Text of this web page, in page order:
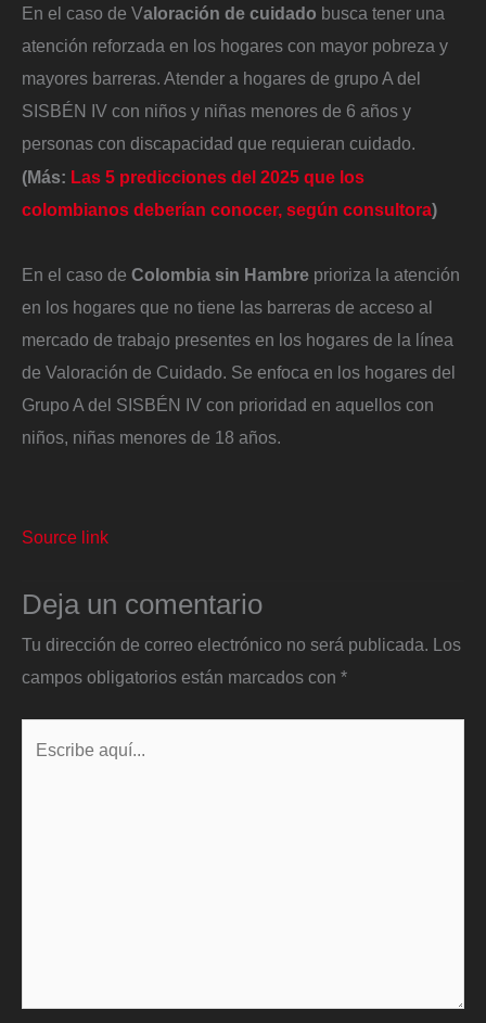
En el caso de Valoración de cuidado busca tener una
atención reforzada en los hogares con mayor pobreza y
mayores barreras. Atender a hogares de grupo A del
SISBÉN IV con niños y niñas menores de 6 años y
personas con discapacidad que requieran cuidado.
(Más: Las 5 predicciones del 2025 que los
colombianos deberían conocer, según consultora)
En el caso de Colombia sin Hambre prioriza la atención
en los hogares que no tiene las barreras de acceso al
mercado de trabajo presentes en los hogares de la línea
de Valoración de Cuidado. Se enfoca en los hogares del
Grupo A del SISBÉN IV con prioridad en aquellos con
niños, niñas menores de 18 años.
Source link
Deja un comentario
Tu dirección de correo electrónico no será publicada. Los
campos obligatorios están marcados con *